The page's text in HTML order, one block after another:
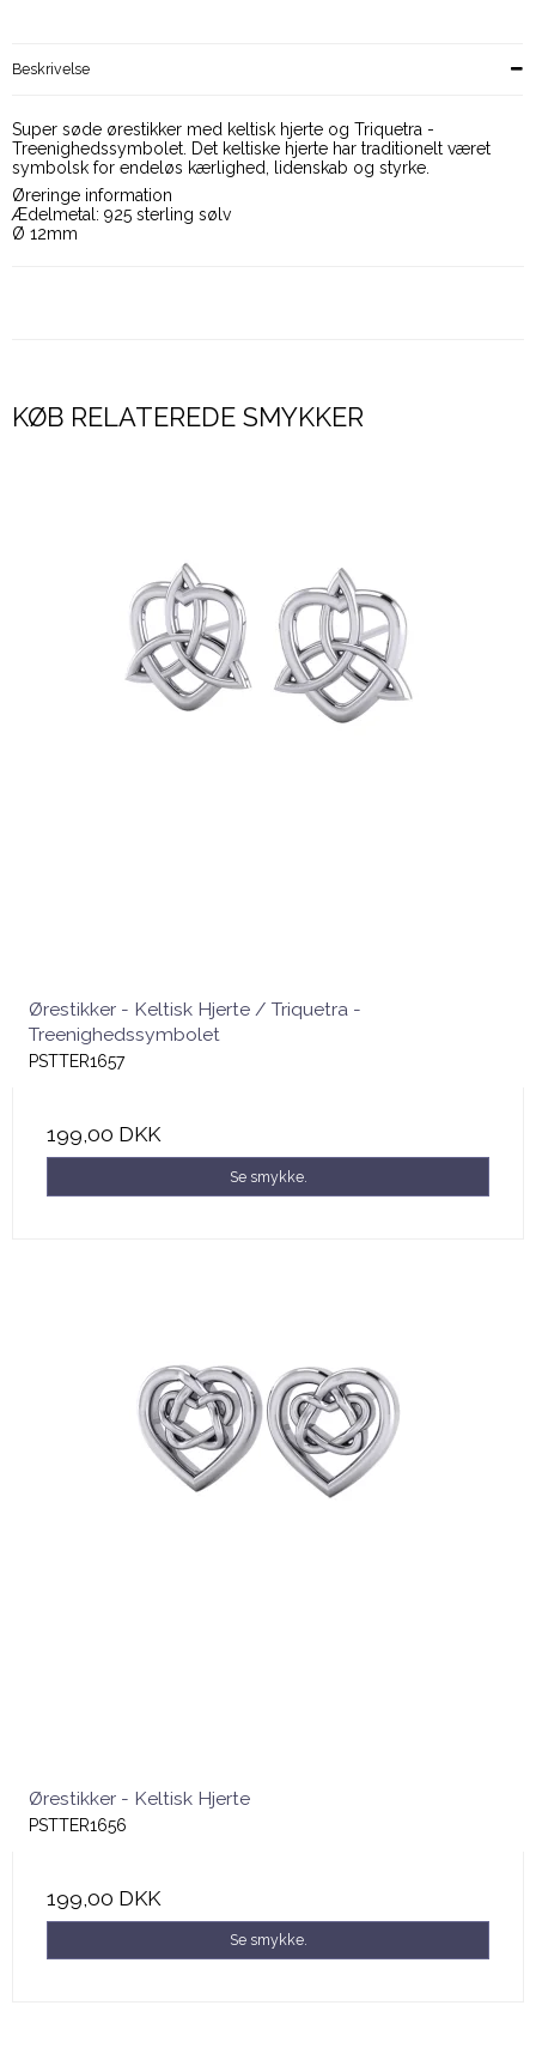
Beskrivelse
Super søde ørestikker med keltisk hjerte og Triquetra -
Treenighedssymbolet. Det keltiske hjerte har traditionelt været
symbolsk for endeløs kærlighed, lidenskab og styrke.
Øreringe information
Ædelmetal: 925 sterling sølv
Ø 12mm
KØB RELATEREDE SMYKKER
Ørestikker - Keltisk Hjerte / Triquetra -
Treenighedssymbolet
PSTTER1657
199,00 DKK
Se smykke.
Ørestikker - Keltisk Hjerte
PSTTER1656
199,00 DKK
Se smykke.